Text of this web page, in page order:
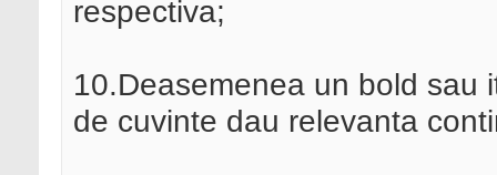
respectiva;
10.Deasemenea un bold sau
de cuvinte dau relevanta